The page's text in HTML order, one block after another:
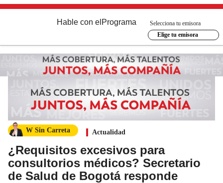
Hable con el Programa
Selecciona tu emisora
Elige tu emisora
W Sin Carreta Actualidad
¿Requisitos excesivos para
consultorios médicos? Secretario
de Salud de Bogotá responde